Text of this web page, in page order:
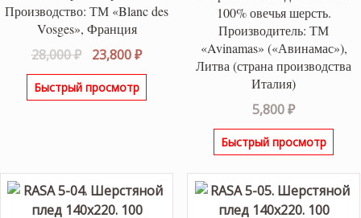
Производство: ТМ «Blanc des
Vosges», Франция
28,000₽
Первоначальная
цена
составляла
23,800₽Текущая
цена:
Быстрый просмотр
100% овечья шерсть.
Производитель: ТМ
«Avinamas» («Авинамас»),
Литва (страна производства
Италия)
5,800₽
Быстрый просмотр